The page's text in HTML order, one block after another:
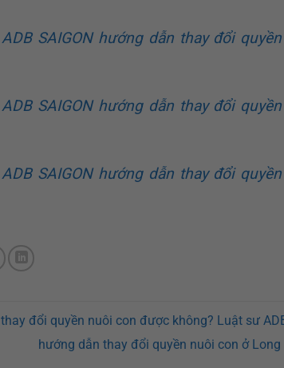
SAIGON hướng dẫn thay đổi
SAIGON hướng dẫn thay đổi
SAIGON hướng dẫn thay đổi
thay đổi quyền nuôi con được không? Luật sư
hướng dẫn thay đổi quyền nuôi con ở